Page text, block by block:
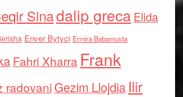
Sinadalip grecaElida
Enver Bytyci Ermira Babamusta
Fahri Xharra Frank
radovaniGezim Llojdia Ilir